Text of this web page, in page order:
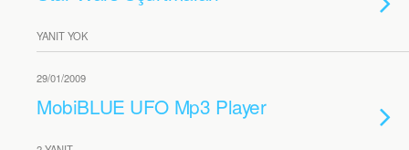
YANIT YOK
29/01/2009
MobiBLUE UFO Mp3 Player